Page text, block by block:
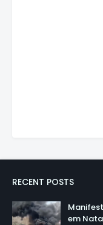
RECENT POSTS
em